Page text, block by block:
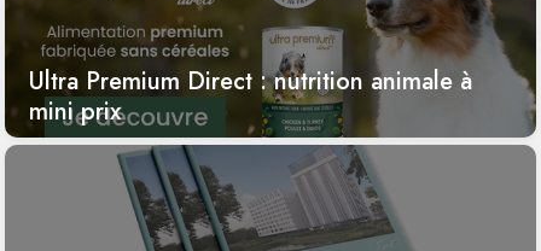
Ultra Premium Direct : nutrition animale à
mini prix